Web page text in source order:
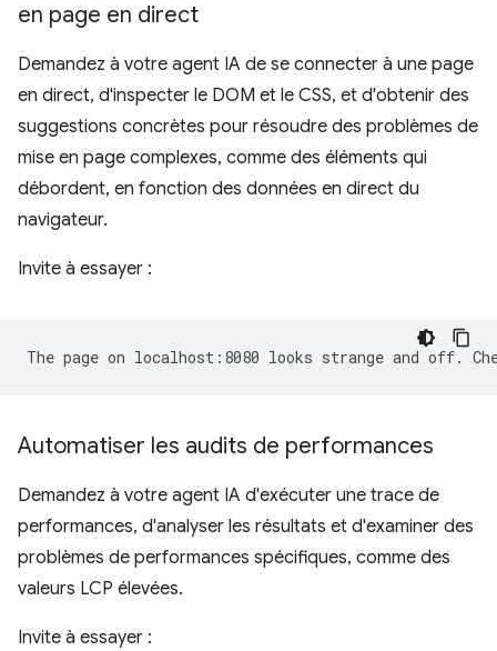
en page en direct
Demandez à votre agent IA de se connecter à une page
en direct, d'inspecter le DOM et le CSS, et d'obtenir des
suggestions concrètes pour résoudre des problèmes de
mise en page complexes, comme des éléments qui
débordent, en fonction des données en direct du
navigateur.
Invite à essayer :
Automatiser les audits de performances
Demandez à votre agent IA d'exécuter une trace de
performances, d'analyser les résultats et d'examiner des
problèmes de performances spécifiques, comme des
valeurs LCP élevées.
Invite à essayer :